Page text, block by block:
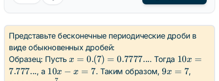
Представьте бесконечные периодические дроби в
виде обыкновенных дробей:
Образец: Пусть x = 0.
(7) =
x = 0.(7) = 0.7777.... Тогда 10x =
7.777...
10x =
7.777..., а 10x
10x − x = 7. Таким образом,9x
9x = 7,